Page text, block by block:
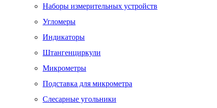
Наборы измерительных устройств
Угломеры
Индикаторы
Штангенциркули
Микрометры
Подставка для микрометра
Слесарные угольники